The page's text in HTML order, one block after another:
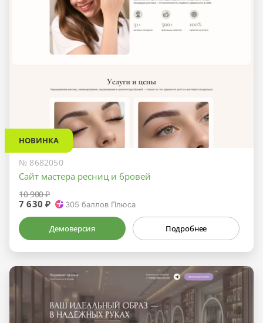
НОВИНКА
№ 8682050
Сайт мастера ресниц и бровей
10 900 ₽
7 630 ₽ 305 баллов Плюса
Демоверсия Подробнее